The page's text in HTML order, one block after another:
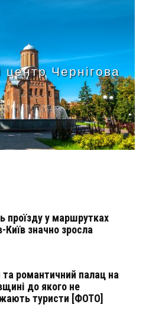
Чернігова
проїзду у маршрутках
Київ значно зросла
романтичний палац на
до якого не
туристи [ФОТО]